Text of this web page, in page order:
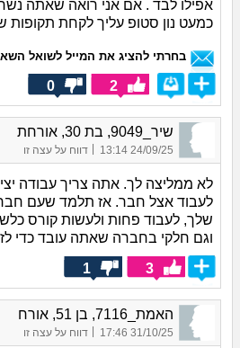
אפילו לבד . אם אני רואה שאתה
כמעט נון סטופ עליך לקחת תקופות
בחרתי להציג את המייל לשואל
2
0
שיר_9049, בת 30, אורחת
24/09/25 13:14 דווח על עצה זו
לא ממליצה לך. אתה צריך עבודה
לעבוד אצל חבר. אז תלמד שעם
שלך, לעבוד פחות ולעשות קורס
וגם חלקי בחברה שאתה עובד כדי
3
1
האמת_7116, בן 51, אורח
31/10/25 17:46
| דווח על עצה זו